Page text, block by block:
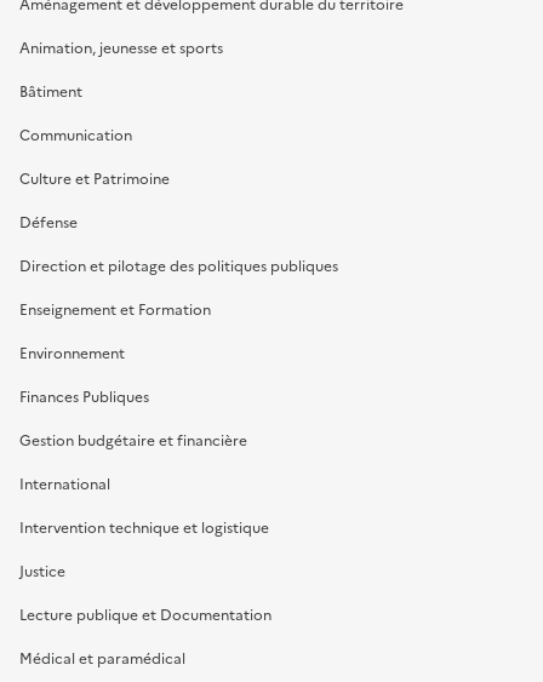
Aménagement et développement durable du territoire
Animation, jeunesse et sports
Bâtiment
Communication
Culture et Patrimoine
Défense
Direction et pilotage des politiques publiques
Enseignement et Formation
Environnement
Finances Publiques
Gestion budgétaire et financière
International
Intervention technique et logistique
Justice
Lecture publique et Documentation
Médical et paramédical